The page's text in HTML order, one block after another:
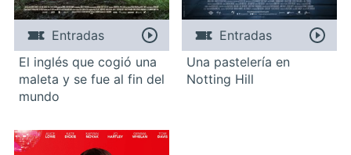
Entradas
El inglés que cogió una
maleta y se fue al fin del
mundo
Entradas
Una pastelería en
Notting Hill